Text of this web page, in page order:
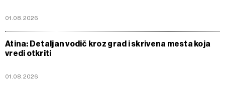
01.08.2026
Atina: Detaljan vodič kroz grad i skrivena mesta koja
vredi otkriti
01.08.2026